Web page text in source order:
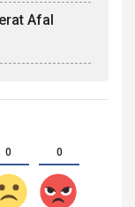
Afal
0 0